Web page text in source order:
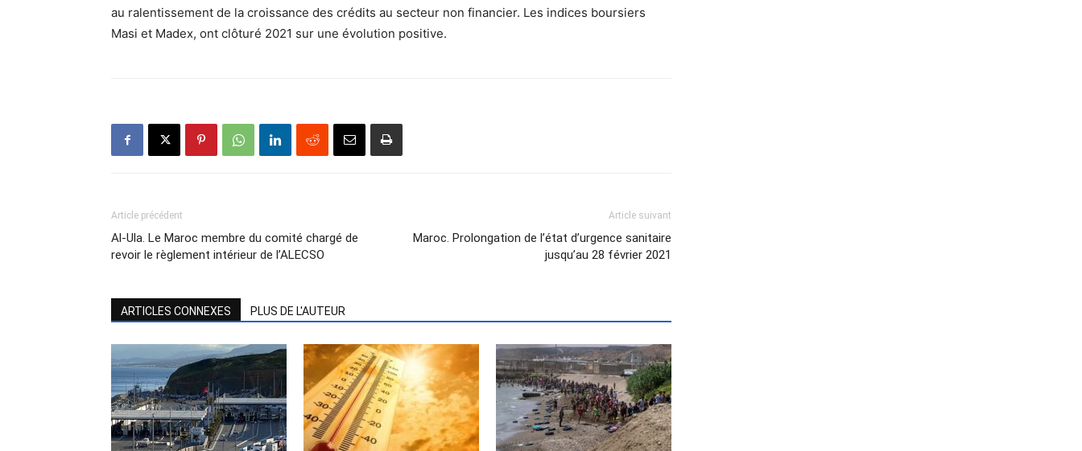
au ralentissement de la croissance des crédits au secteur non financier. Les indices boursiers
Masi et Madex, ont clôturé 2021 sur une évolution positive.
Article précédent
Al-Ula. Le Maroc membre du comité chargé de
revoir le règlement intérieur de l’ALECSO
Article suivant
Maroc. Prolongation de l’état d’urgence sanitaire
jusqu’au 28 février 2021
ARTICLES CONNEXES PLUS DE L'AUTEUR